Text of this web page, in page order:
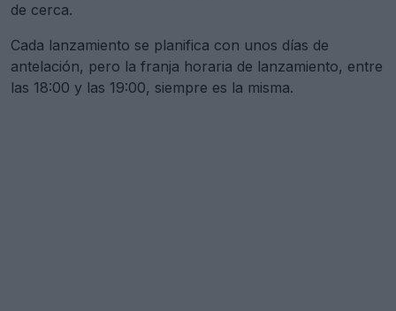
de cerca.
Cada lanzamiento se planifica con unos días de
antelación, pero la franja horaria de lanzamiento, entre
las 18:00 y las 19:00, siempre es la misma.